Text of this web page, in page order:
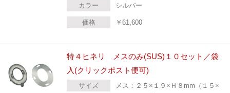
カラー シルバー
価格 ￥ 61,600
特４ヒネリ メスのみ(SUS)１０セット／袋
入(クリックポスト便可)
サイズ
メス：２５×１９×Ｈ８mm（１５×